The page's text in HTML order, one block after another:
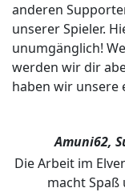
anderen
unserer Spieler.
unumgänglich!
werden wir dir
haben wir unsere
Amuni62,
Die Arbeit im
macht Spaß